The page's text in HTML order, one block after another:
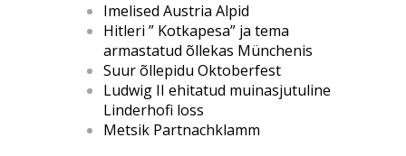
Imelised Austria Alpid
Hitleri ” Kotkapesa” ja tema
armastatud õllekas Münchenis
Suur õllepidu Oktoberfest
Ludwig II ehitatud muinasjutuline
Linderhofi loss
Metsik Partnachklamm